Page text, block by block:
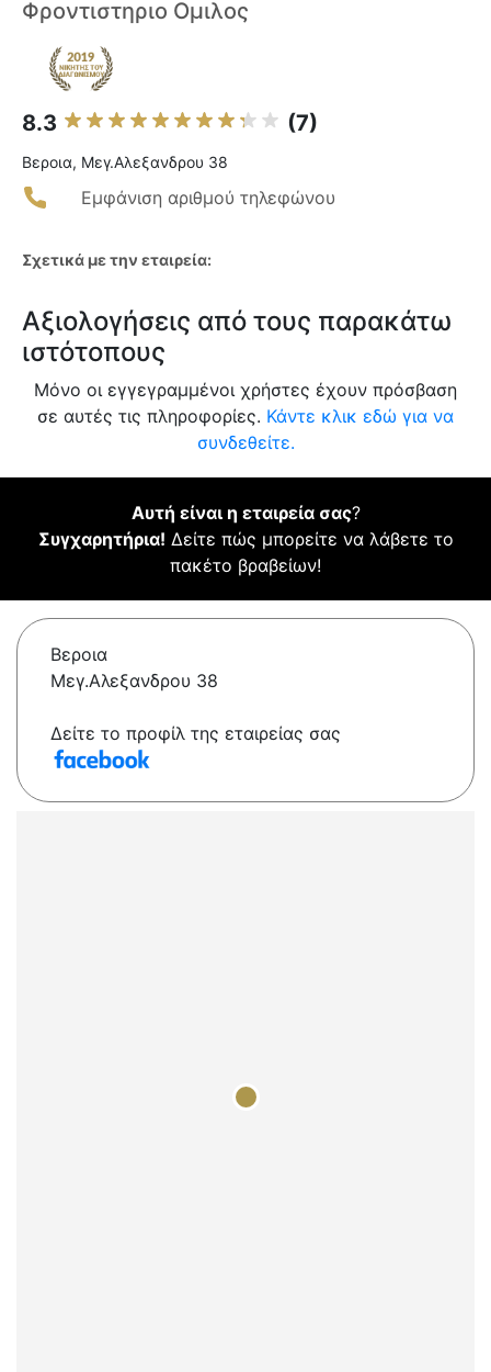
Φροντιστηριο Ομιλος
8.3 (7)
Βεροια, Μεγ.Αλεξανδρου 38
Εμφάνιση αριθμού τηλεφώνου
Σχετικά με την εταιρεία:
Αξιολογήσεις από τους παρακάτω
ιστότοπους
Μόνο οι εγγεγραμμένοι χρήστες έχουν πρόσβαση
σε αυτές τις πληροφορίες. Κάντε κλικ εδώ για να
συνδεθείτε.
Αυτή είναι η εταιρεία σας?
Συγχαρητήρια! Δείτε πώς μπορείτε να λάβετε το
πακέτο βραβείων!
Βεροια
Μεγ.Αλεξανδρου 38
Δείτε το προφίλ της εταιρείας σας